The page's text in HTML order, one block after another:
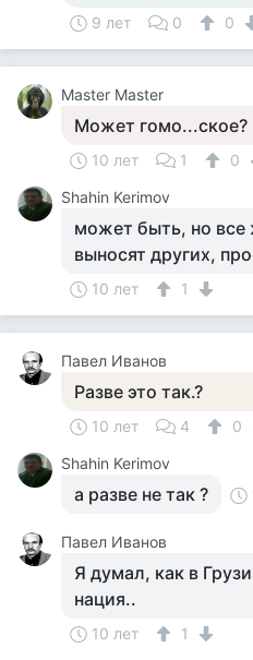
9 лет 0 0
Master Master
Может гомо...ское?
10 лет 1
0
Shahin Kerimov
может быть, но все
выносят других,
10 лет 1
Павел Иванов
Разве это так.?
10 лет 4
0
Shahin Kerimov
а разве не так ?
Павел Иванов
Я думал, как в
нация..
10 лет
1